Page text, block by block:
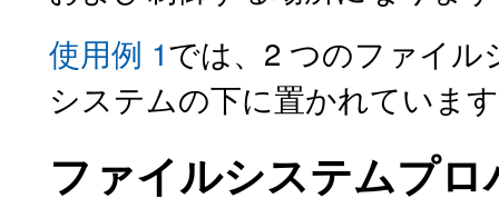
使用例 1では、2 つのファイ
システムの下に置かれていま
ファイルシステムプ